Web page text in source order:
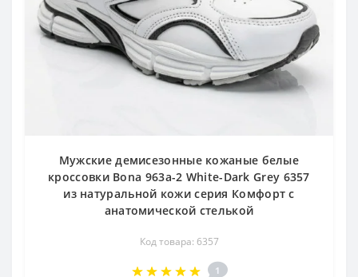
Мужские демисезонные кожаные белые
кроссовки Bona 963a-2 White-Dark Grey 6357
из натуральной кожи серия Комфорт с
анатомической стелькой
Код товара: 6357
1